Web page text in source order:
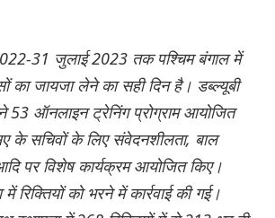
31 जुलाई 2023 तक पश्चिम बंगाल में
का जायजा लेने का सही दिन है। डब्ल्यूबी
53 ऑनलाइन ट्रेनिंग प्रोग्राम आयोजित
के सचिवों के लिए संवेदनशीलता, बाल
पर विशेष कार्यक्रम आयोजित किए।
में रिक्तियों को भरने में कार्रवाई की गई।